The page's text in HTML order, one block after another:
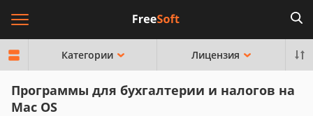
Категории Лицензия
Программы для бухгалтерии и налогов на
Mac OS